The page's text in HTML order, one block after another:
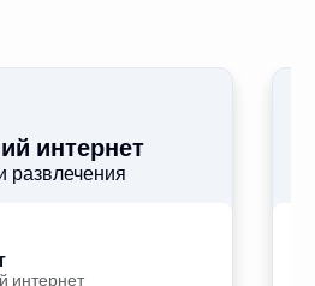
интернет
развлечения
интернет